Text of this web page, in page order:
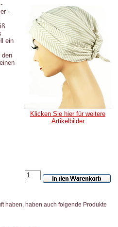
-
ein
den
Klicken Sie hier für weitere
Artikelbilder
haben, haben auch folgende Produkte